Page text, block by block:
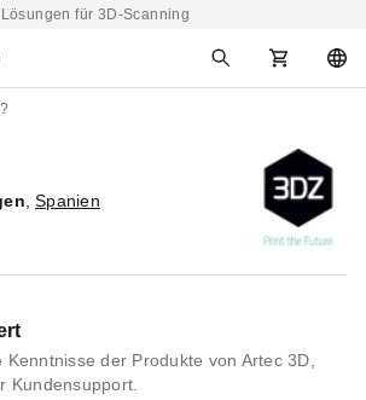
Lösungen für 3D-Scanning
,Spanien
Kenntnisse der Produkte von Artec 3D,
Kundensupport.